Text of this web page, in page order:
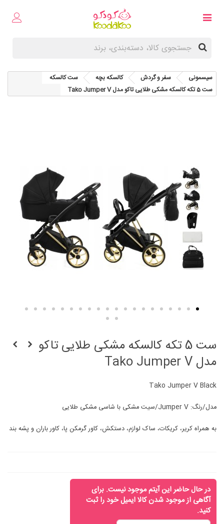
سیسمونی سفر و گردش کالسکه بچه
ست کالسکه
ست 5 تکه کالسکه مشکی طلایی تاکو مدل Tako Jumper V
ست 5 تکه کالسکه مشکی طلایی تاکو
مدل Tako Jumper V
Tako Jumper V Black
مدل/رنگ: Jumper V/سیت مشکی با شاسی مشکی طلایی
به همراه کریر، کریکات، ساک لوازم، دستکش، كاور گرمكن پا، کاور باران و پشه بند
در حال حاضر این آیتم موجود نیست. برای
آگاهی از موجود شدن کالا ایمیل خود را ثبت
کنید.